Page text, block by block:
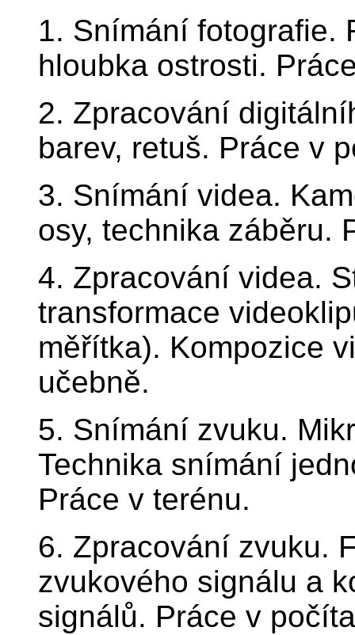
1. Snímání fotografie.
hloubka ostrosti.
2. Zpracování
barev, retuš. Práce v
3. Snímání videa.
osy, technika záběru.
4. Zpracování videa.
transformace
měřítka). Kompozice
učebně.
5. Snímání zvuku.
Technika snímání
Práce v terénu.
6. Zpracování zvuku.
zvukového signálu a
signálů. Práce v